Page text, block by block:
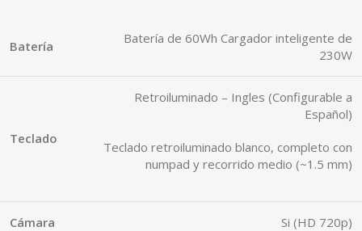
Batería
Batería de 60Wh Cargador inteligente de
230W
Teclado
Retroiluminado – Ingles (Configurable a
Español)
Teclado retroiluminado blanco, completo con
numpad y recorrido medio (~1.5 mm)
Cámara Si (HD 720p)